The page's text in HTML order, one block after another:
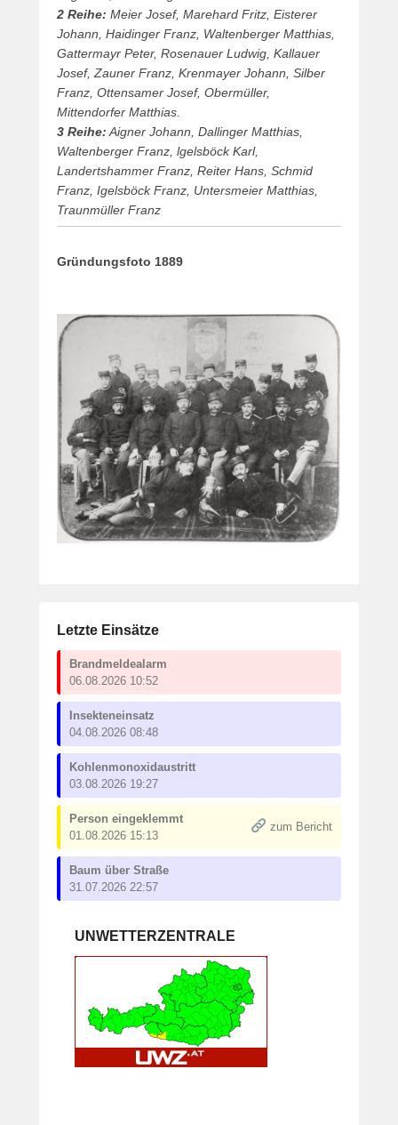
2 Reihe: Meier Josef, Marehard Fritz, Eisterer
Johann, Haidinger Franz, Waltenberger Matthias,
Gattermayr Peter, Rosenauer Ludwig, Kallauer
Josef, Zauner Franz, Krenmayer Johann, Silber
Franz, Ottensamer Josef, Obermüller,
Mittendorfer Matthias.
3 Reihe: Aigner Johann, Dallinger Matthias,
Waltenberger Franz, lgelsböck Karl,
Landertshammer Franz, Reiter Hans, Schmid
Franz, Igelsböck Franz, Untersmeier Matthias,
Traunmüller Franz
Gründungsfoto 1889
Letzte Einsätze
Brandmeldealarm
06.08.2026 10:52
Insekteneinsatz
04.08.2026 08:48
Kohlenmonoxidaustritt
03.08.2026 19:27
Person eingeklemmt
01.08.2026 15:13
zum Bericht
Baum über Straße
31.07.2026 22:57
UNWETTERZENTRALE